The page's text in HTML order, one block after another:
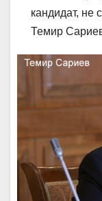
кандидат, не
Темир